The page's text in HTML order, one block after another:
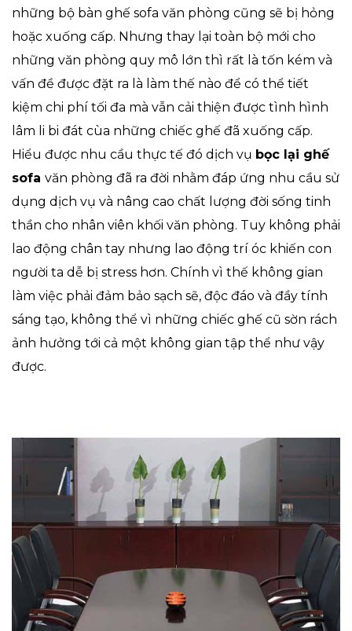
những bộ bàn ghế sofa văn phòng cũng sẽ bị hỏng
hoặc xuống cấp. Nhưng thay lại toàn bộ mới cho
những văn phòng quy mô lớn thì rất là tốn kém và
vấn đề được đặt ra là làm thế nào để có thể tiết
kiệm chi phí tối đa mà vẫn cải thiện được tình hình
lâm li bi đát cùa những chiếc ghế đã xuống cấp.
Hiểu được nhu cầu thực tế đó dịch vụ bọc lại ghế
sofa văn phòng đã ra đời nhằm đáp ứng nhu cầu sử
dụng dịch vụ và nâng cao chất lượng đời sống tinh
thần cho nhân viên khối văn phòng. Tuy không phải
lao động chân tay nhưng lao động trí óc khiến con
người ta dễ bị stress hơn. Chính vì thế không gian
làm việc phải đảm bảo sạch sẽ, độc đáo và đầy tính
sáng tạo, không thể vì những chiếc ghế cũ sờn rách
ảnh hưởng tới cả một không gian tập thể như vậy
được.